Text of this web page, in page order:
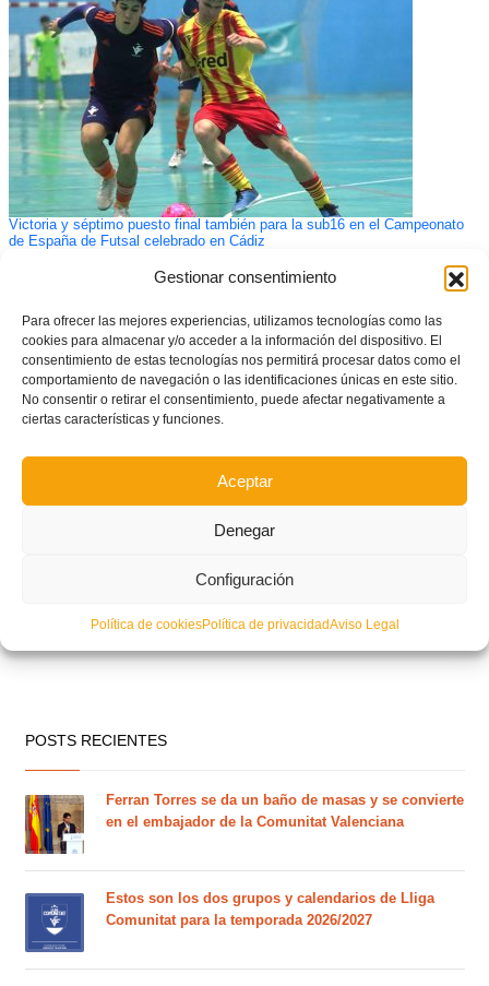
Gestionar consentimiento
Para ofrecer las mejores experiencias, utilizamos tecnologías como las
cookies para almacenar y/o acceder a la información del dispositivo. El
consentimiento de estas tecnologías nos permitirá procesar datos como el
comportamiento de navegación o las identificaciones únicas en este sitio.
No consentir o retirar el consentimiento, puede afectar negativamente a
ciertas características y funciones.
Aceptar
Denegar
Configuración
Política de cookiesPolítica de privacidadAviso Legal
Victoria y séptimo puesto final también para la sub16 en el Campeonato
de España de Futsal celebrado en Cádiz
Convocatoria de entrenamiento para la Selección Femenina Sub-16/Sub-
POSTS RECIENTES
Ferran Torres se da un baño de masas y se convierte
en el embajador de la Comunitat Valenciana
Estos son los dos grupos y calendarios de Lliga
Comunitat para la temporada 2026/2027